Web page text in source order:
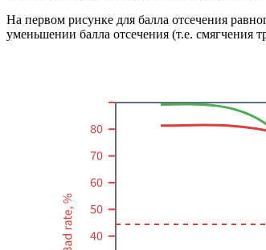
На первом рисунке для балла отсечения
уменьшении балла отсечения (т.е. смягчения